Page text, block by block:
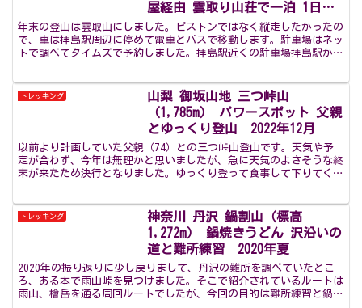
屋経由 雲取り山荘で一泊 1日
目 2023年12月
年末の登山は雲取山にしました。ピストンではなく縦走したかったの
で、車は拝島駅周辺に停めて電車とバスで移動します。駐車場はネッ
トで調べてタイムズで予約しました。拝島駅近くの駐車場拝島駅から
トレッキング
山梨 御坂山地 三つ峠山
（1,785m） パワースポット 父親
とゆっくり登山 2022年12月
以前より計画していた父親（74）との三つ峠山登山です。天気や予
定が合わず、今年は無理かと思いましたが、急に天気のよさそうな終
末が来たため決行となりました。ゆっくり登って食事して下りてくる
トレッキング
神奈川 丹沢 鍋割山（標高
1,272m） 鍋焼きうどん 沢沿いの
道と難所練習 2020年夏
2020年の振り返りに少し戻りまして、丹沢の難所を調べていたとこ
ろ、ある本で雨山峠を見つけました。そこで紹介されているルートは
雨山、檜岳を通る周回ルートでしたが、今回の目的は難所練習と鍋割